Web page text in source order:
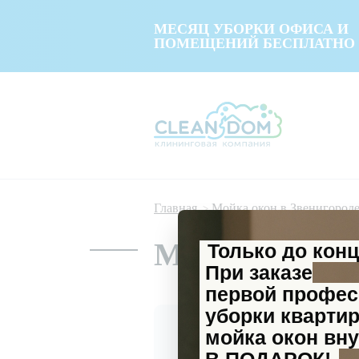
МЕСЯЦ УБОРКИ ОФИСА И
ПОМЕЩЕНИЙ БЕСПЛАТНО
Главная Мойка окон в Звенигороде
Мойка окон в
Только до
При заказе
первой
уборки
мойка окон